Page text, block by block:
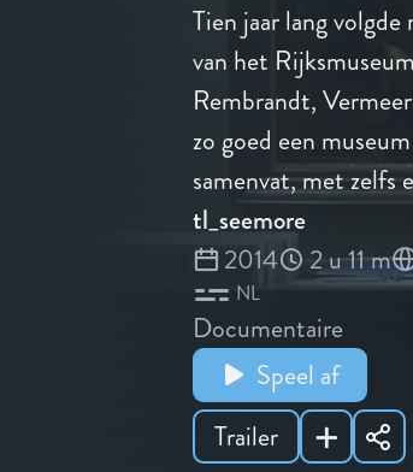
Tien jaar lang
van het
Rembrandt,
zo goed een
samenvat, met zelfs
tl_seemore
2014
2 u 11 m
NL
Documentaire
Speel af
Trailer